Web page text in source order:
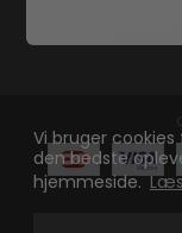
Vi bruger
den bedste
hjemmeside.